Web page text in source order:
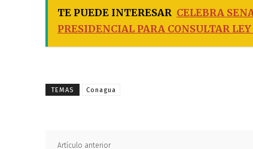
TE PUEDE INTERESAR CELEBRA
PRESIDENCIAL PARA CONSULTAR
TEMAS Conagua
Artículo anterior